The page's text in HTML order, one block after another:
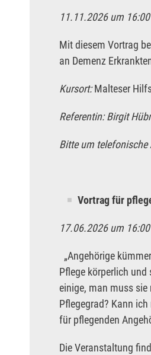
11.11.2026 um
Mit diesem Vortrag
an Demenz
Kursort:Malteser
Referentin: Birgit
Bitte um
Vortrag für
17.06.2026 um
„Angehörige
Pflege körperlich
einige, man muss
Pflegegrad? Kann
für pflegenden
Die Veranstaltung